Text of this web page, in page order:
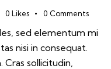
0 Likes 0 Comments
sed elementum mi
nisi in consequat.
Cras sollicitudin,